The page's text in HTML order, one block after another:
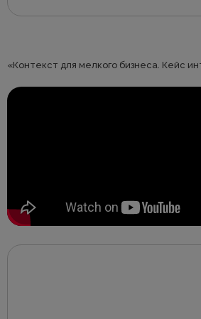
«Контекст для мелкого бизнеса. Кейс